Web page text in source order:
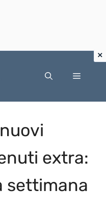
Menu
extra:
settimana